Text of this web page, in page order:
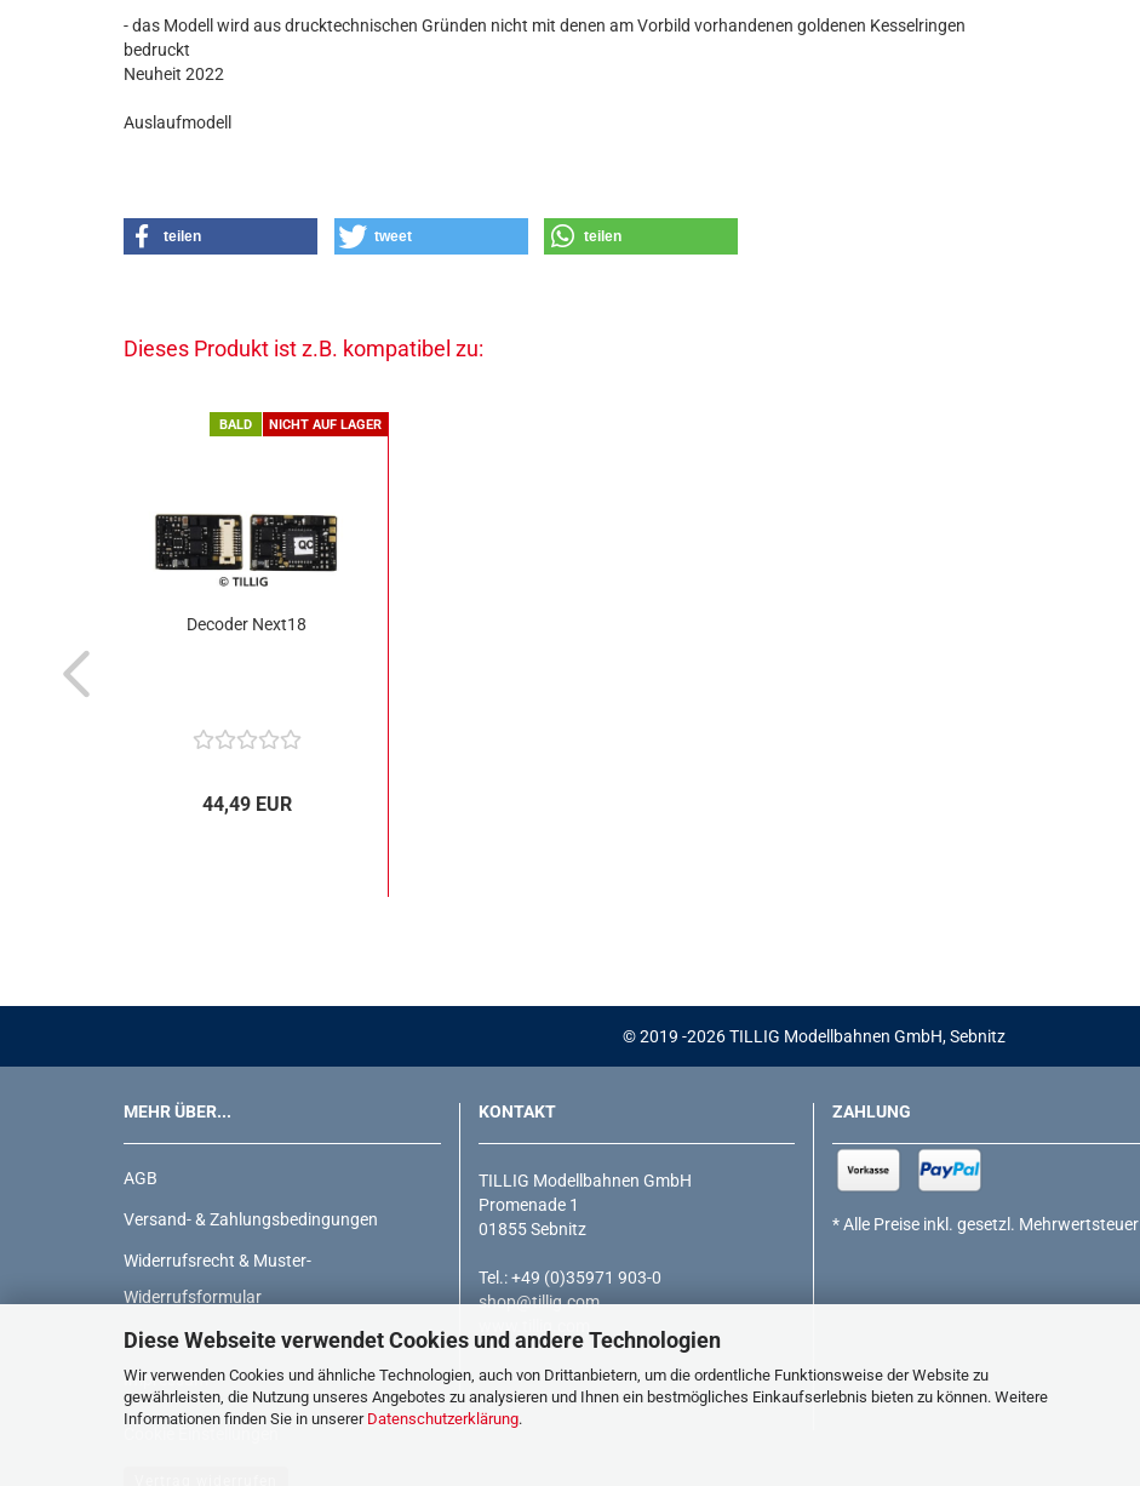
Diese Webseite verwendet Cookies und andere Technologien
Wir verwenden Cookies und ähnliche Technologien, auch von Drittanbietern, um die ordentliche Funktionsweise der Website zu
gewährleisten, die Nutzung unseres Angebotes zu analysieren und Ihnen ein bestmögliches Einkaufserlebnis bieten zu können. Weitere
Informationen finden Sie in unserer Datenschutzerklärung.
- das Modell wird aus drucktechnischen Gründen nicht mit denen am Vorbild vorhandenen goldenen Kesselringen
bedruckt
Neuheit 2022
Auslaufmodell
teilen tweet teilen
Dieses Produkt ist z.B. kompatibel zu:
BALD NICHT AUF LAGER
Decoder Next18
44,49 EUR
© 2019 -2026 TILLIG Modellbahnen GmbH, Sebnitz
MEHR ÜBER...
AGB
Versand- & Zahlungsbedingungen
Widerrufsrecht & Muster-
Widerrufsformular
Privatsphäre und Datenschutz
Impressum
KONTAKT
TILLIG Modellbahnen GmbH
Promenade 1
01855 Sebnitz
Tel.: +49 (0)35971 903-0
shop@tillig.com
ZAHLUNG
* Alle Preise inkl. gesetzl. Mehrwertsteuer